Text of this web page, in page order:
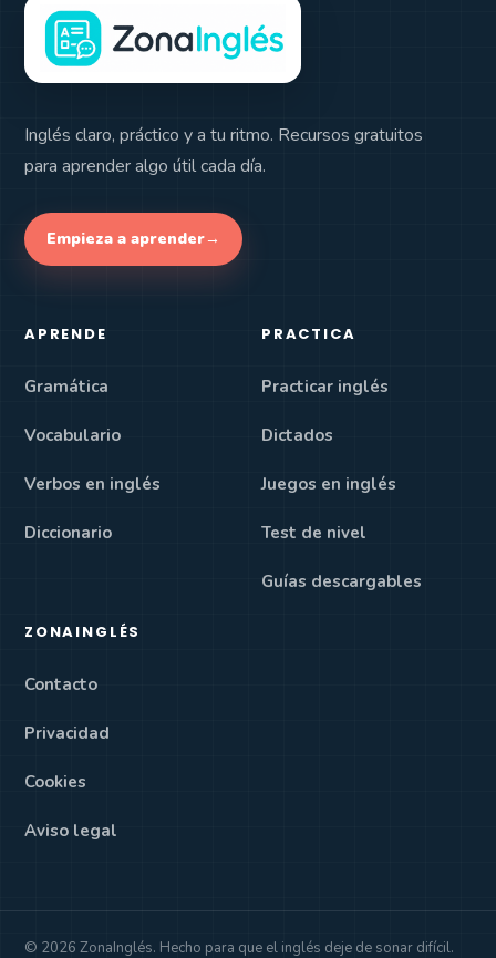
Inglés claro, práctico y a tu ritmo. Recursos gratuitos
para aprender algo útil cada día.
Empieza a aprender→
APRENDE
Gramática
Vocabulario
Verbos en inglés
Diccionario
PRACTICA
Practicar inglés
Dictados
Juegos en inglés
Test de nivel
Guías descargables
ZONAINGLÉS
Contacto
Privacidad
Cookies
Aviso legal
© 2026 ZonaInglés. Hecho para que el inglés deje de sonar difícil.